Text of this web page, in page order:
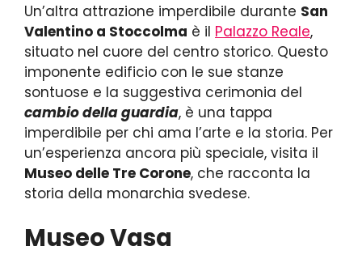
Un’altra attrazione imperdibile durante San
Valentino a Stoccolma è il Palazzo Reale,
situato nel cuore del centro storico. Questo
imponente edificio con le sue stanze
sontuose e la suggestiva cerimonia del
cambio della guardia, è una tappa
imperdibile per chi ama l’arte e la storia. Per
un’esperienza ancora più speciale, visita il
Museo delle Tre Corone, che racconta la
storia della monarchia svedese.
Museo Vasa